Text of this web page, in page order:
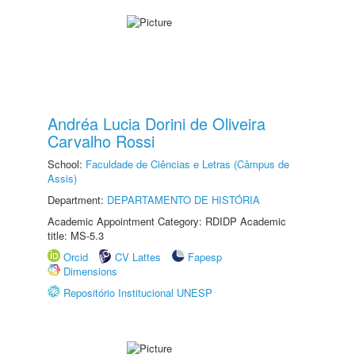
Andréa Lucia Dorini de Oliveira
Carvalho Rossi
School: Faculdade de Ciências e Letras (Câmpus de
Assis)
Department: DEPARTAMENTO DE HISTÓRIA
Academic Appointment Category: RDIDP Academic
title: MS-5.3
Orcid
CV Lattes
Fapesp
Dimensions
Repositório Institucional UNESP